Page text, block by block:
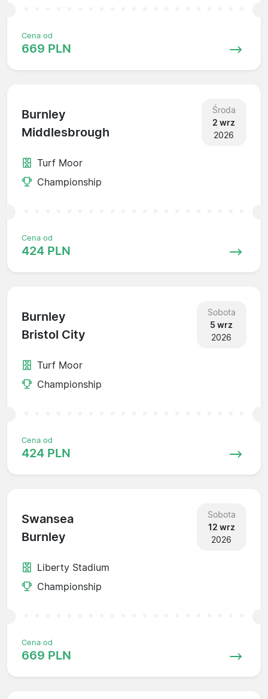
Cena od
669 PLN
Burnley
Middlesbrough
Środa
2 wrz
2026
Turf Moor
Championship
Cena od
424 PLN
Burnley
Bristol City
Sobota
5 wrz
2026
Turf Moor
Championship
Cena od
424 PLN
Swansea
Burnley
Sobota
12 wrz
2026
Liberty Stadium
Championship
Cena od
669 PLN